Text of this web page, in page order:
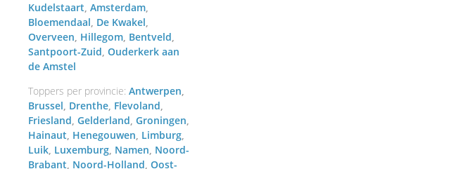
Kudelstaart Amsterdam
Bloemendaal De Kwakel
Overveen Hillegom Bentveld
Santpoort-Zuid Ouderkerk aan
de Amstel
Toppers per provincie: Antwerpen
Brussel Drenthe Flevoland
Friesland Gelderland Groningen
Hainaut Henegouwen Limburg
Luik Luxemburg Namen Noord-
Brabant Noord-Holland Oost-